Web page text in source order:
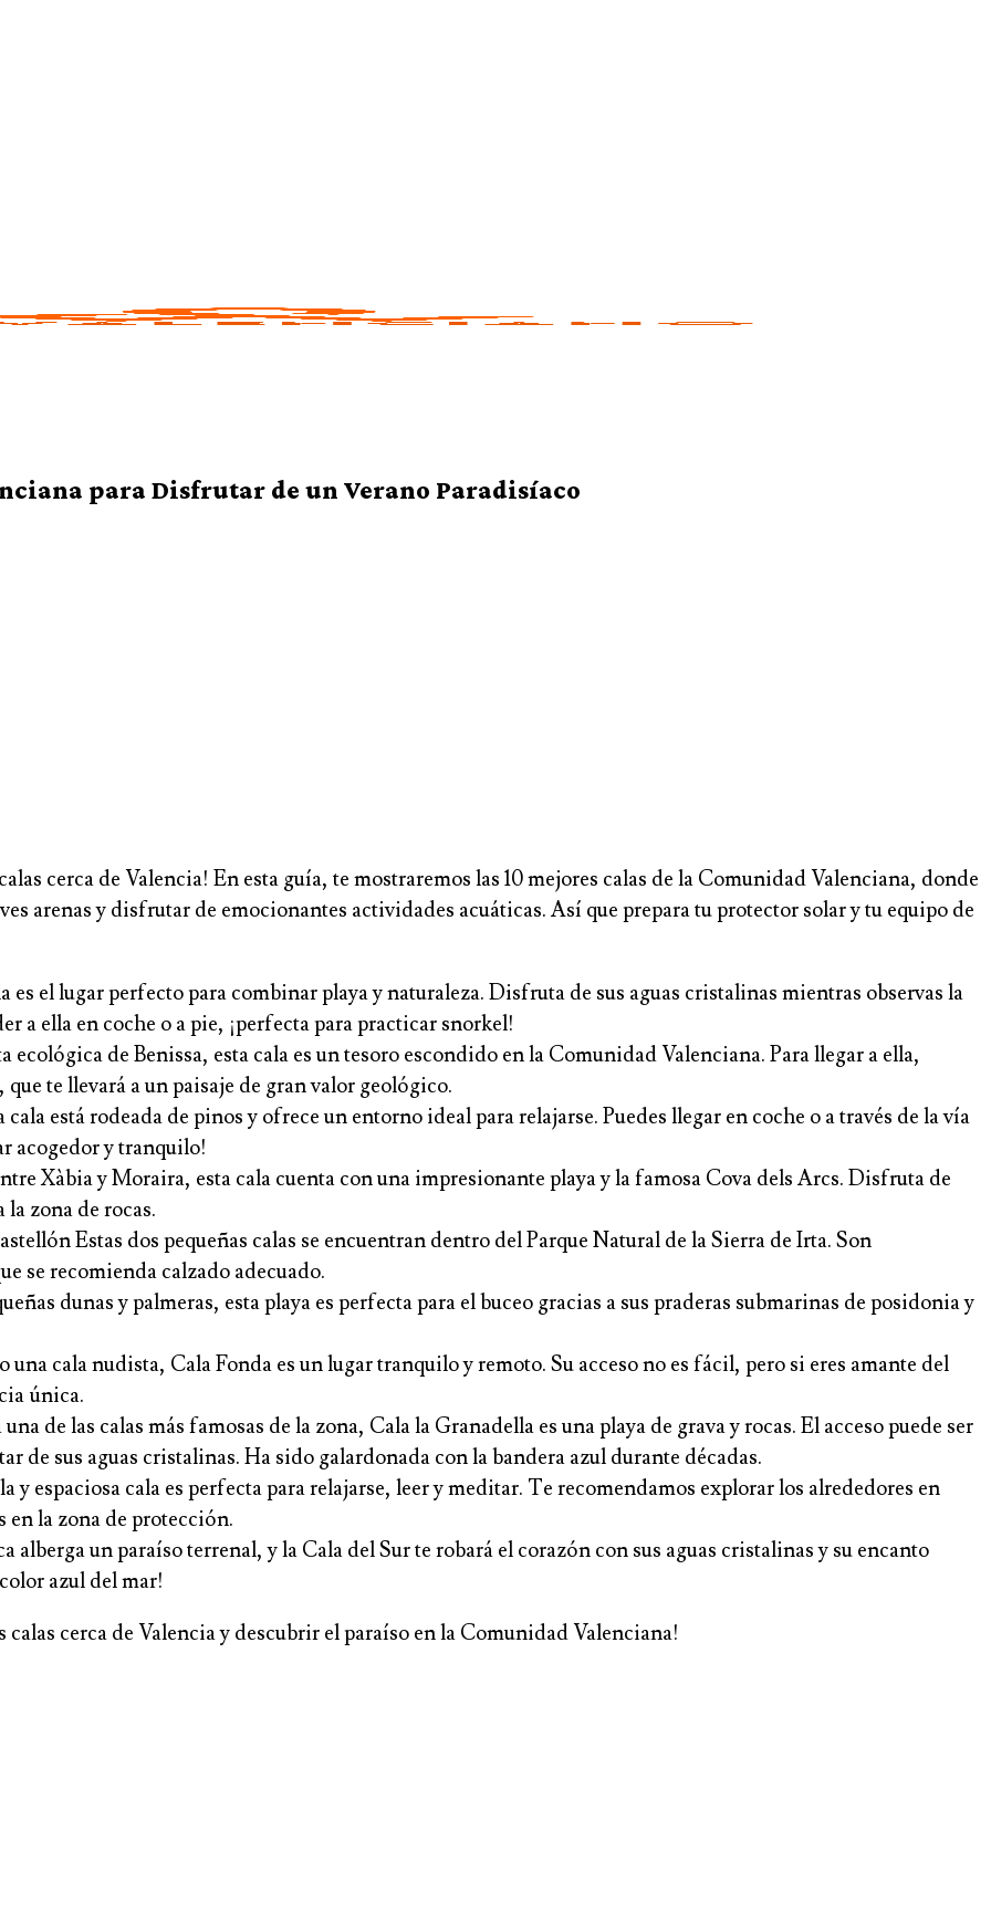
para Disfrutar de un Verano Paradisíaco
cerca de Valencia! En esta guía, te mostraremos las 10 mejores calas de la Comunidad Valenciana, donde
arenas y disfrutar de emocionantes actividades acuáticas. Así que prepara tu protector solar y tu equipo de
es el lugar perfecto para combinar playa y naturaleza. Disfruta de sus aguas cristalinas mientras observas la
a ella en coche o a pie, ¡perfecta para practicar snorkel!
de Benissa, esta cala es un tesoro escondido en la Comunidad Valenciana. Para llegar a ella,
te llevará a un paisaje de gran valor geológico.
está rodeada de pinos y ofrece un entorno ideal para relajarse. Puedes llegar en coche o a través de la vía
acogedor y tranquilo!
Xàbia y Moraira, esta cala cuenta con una impresionante playa y la famosa Cova dels Arcs. Disfruta de
zona de rocas.
Estas dos pequeñas calas se encuentran dentro del Parque Natural de la Sierra de Irta. Son
se recomienda calzado adecuado.
dunas y palmeras, esta playa es perfecta para el buceo gracias a sus praderas submarinas de posidonia y
cala nudista, Cala Fonda es un lugar tranquilo y remoto. Su acceso no es fácil, pero si eres amante del
única.
de las calas más famosas de la zona, Cala la Granadella es una playa de grava y rocas. El acceso puede ser
de sus aguas cristalinas. Ha sido galardonada con la bandera azul durante décadas.
y espaciosa cala es perfecta para relajarse, leer y meditar. Te recomendamos explorar los alrededores en
en la zona de protección.
un paraíso terrenal, y la Cala del Sur te robará el corazón con sus aguas cristalinas y su encanto
azul del mar!
cerca de Valencia y descubrir el paraíso en la Comunidad Valenciana!